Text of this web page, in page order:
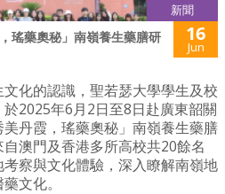
新聞
瑤藥奧秘」南嶺養生藥膳研
16
Jun
化的認識，聖若瑟大學學生及校
2025年6月2日至8日赴廣東韶關
丹霞，瑤藥奧秘」南嶺養生藥膳
澳門及香港多所高校共20餘名
察與文化體驗，深入瞭解南嶺地
文化。